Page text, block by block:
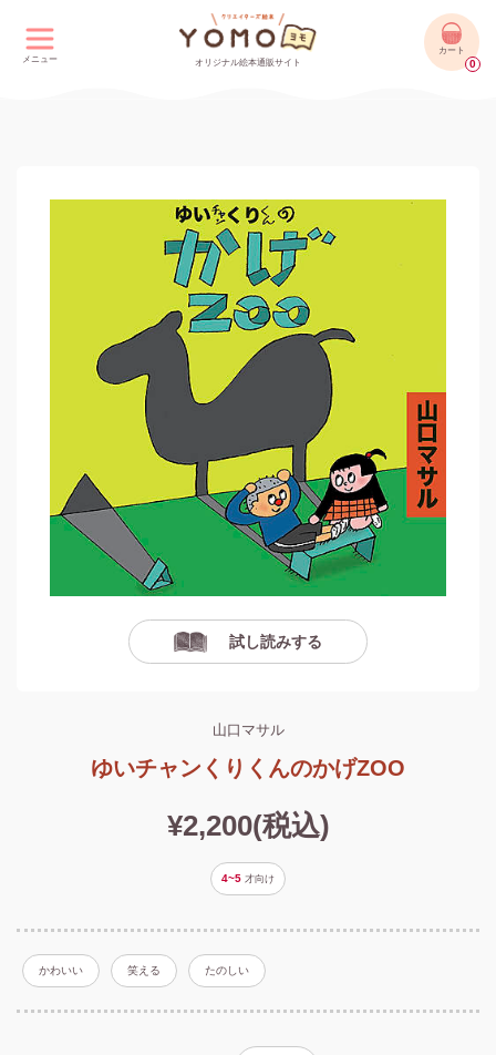
メニュー オリジナル絵本通販サイト
カート
0
試し読みする
山口マサル
ゆいチャンくりくんのかげZOO
¥2,200(税込)
4~5 才向け
かわいい 笑える たのしい